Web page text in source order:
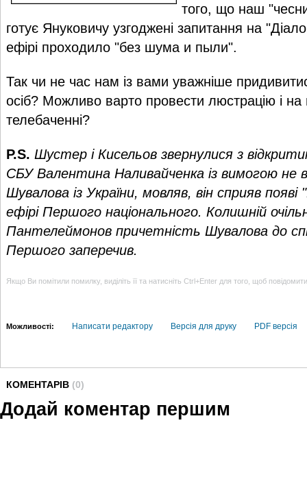
того, що наш
готує Януковичу узгоджені запитання на
ефірі проходило "без шума и пыли".
Так чи не час нам із вами уважніше
осіб? Можливо варто провести люстрацію і на
телебаченні?
P.S. Шустер і Кисельов звернулися з
СБУ Валентина Наливайченка із вимогою
Шувалова із України, мовляв, він сприяв
ефірі Першого національного. Колишній
Пантелеймонов причетність Шувалова до
Першого заперечив.
Якщо Ви помітили помилку, виділіть її та натисніть Ctrl+Enter для того, щоб
Можливості: Написати редактору Версія для друку PDF версія
КОМЕНТАРІВ (0)
Додай коментар першим